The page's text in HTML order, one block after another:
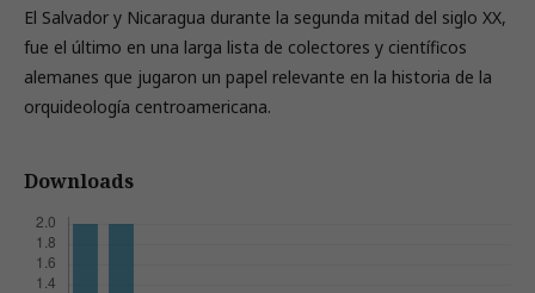
El Salvador y Nicaragua durante la segunda mitad del siglo XX,
fue el último en una larga lista de colectores y científicos
alemanes que jugaron un papel relevante en la historia de la
orquideología centroamericana.
Downloads